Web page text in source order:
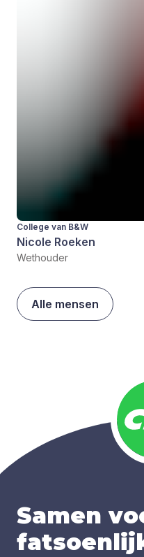
College van B&W
Nicole Roeken
Wethouder
Alle mensen
Samen